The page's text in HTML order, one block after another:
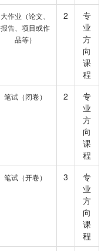
大作业（论文、
报告、项目或作
品等）
2
专
业
方
向
课
程
笔试（闭卷） 2
专
业
方
向
课
程
笔试（开卷） 3
专
业
方
向
课
程